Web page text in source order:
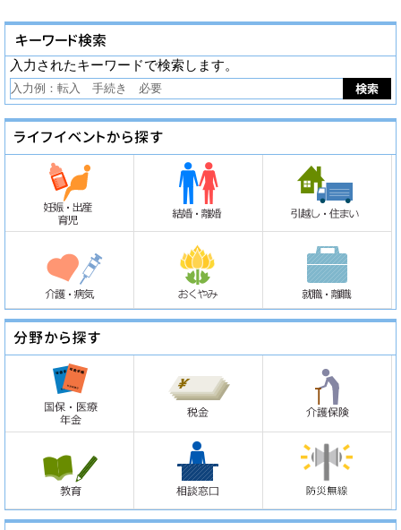
入力されたキーワードで検索します。